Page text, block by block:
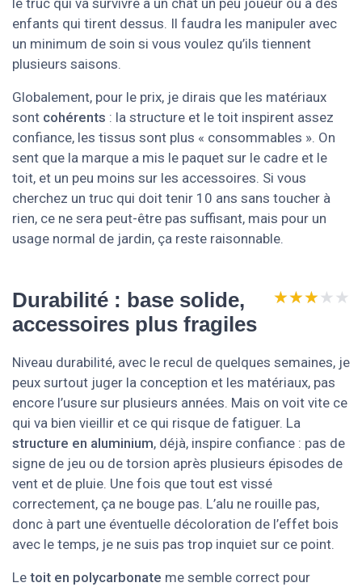
le truc qui va survivre à un chat un peu joueur ou à des
enfants qui tirent dessus. Il faudra les manipuler avec
un minimum de soin si vous voulez qu’ils tiennent
plusieurs saisons.
Globalement, pour le prix, je dirais que les matériaux
sont cohérents : la structure et le toit inspirent assez
confiance, les tissus sont plus « consommables ». On
sent que la marque a mis le paquet sur le cadre et le
toit, et un peu moins sur les accessoires. Si vous
cherchez un truc qui doit tenir 10 ans sans toucher à
rien, ce ne sera peut-être pas suffisant, mais pour un
usage normal de jardin, ça reste raisonnable.
Durabilité : base solide,
accessoires plus fragiles
★★★★★
★★★★★
Niveau durabilité, avec le recul de quelques semaines, je
peux surtout juger la conception et les matériaux, pas
encore l’usure sur plusieurs années. Mais on voit vite ce
qui va bien vieillir et ce qui risque de fatiguer. La
structure en aluminium, déjà, inspire confiance : pas de
signe de jeu ou de torsion après plusieurs épisodes de
vent et de pluie. Une fois que tout est vissé
correctement, ça ne bouge pas. L’alu ne rouille pas,
donc à part une éventuelle décoloration de l’effet bois
avec le temps, je ne suis pas trop inquiet sur ce point.
Le toit en polycarbonate me semble correct pour